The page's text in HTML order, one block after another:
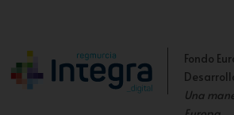
Fondo
Una